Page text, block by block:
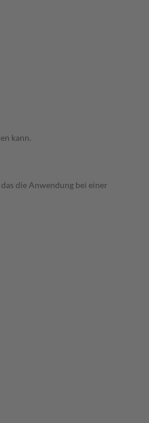
kann.
die Anwendung bei einer